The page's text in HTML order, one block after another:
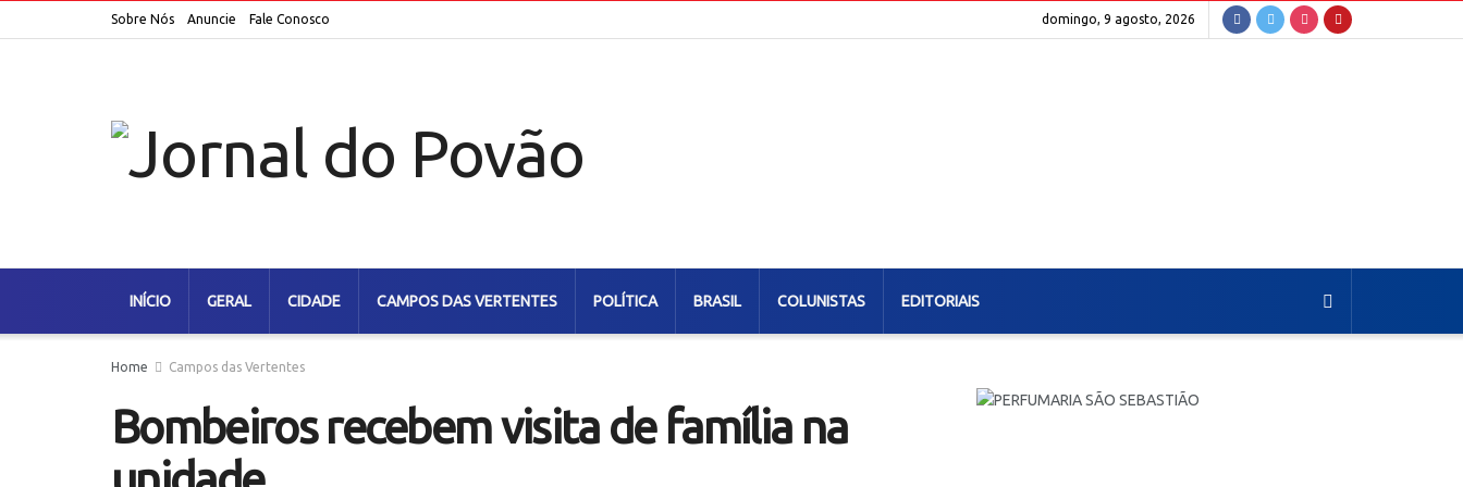
Sobre Nós Anuncie Fale Conosco domingo, 9 agosto, 2026
INÍCIO GERAL CIDADE CAMPOS DAS VERTENTES POLÍTICA BRASIL COLUNISTAS EDITORIAIS
Home Campos das Vertentes
Bombeiros recebem visita de família na